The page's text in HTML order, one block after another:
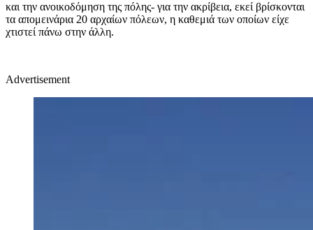
και την ανοικοδόμηση της πόλης- για την ακρίβεια, εκεί βρίσκονται
τα απομεινάρια 20 αρχαίων πόλεων, η καθεμιά των οποίων είχε
χτιστεί πάνω στην άλλη.
Advertisement